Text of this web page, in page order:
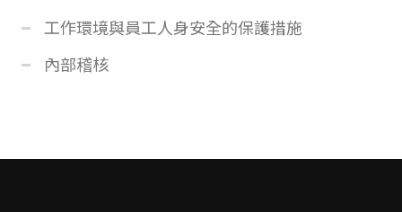
工作環境與員工人身安全的保護措施
內部稽核